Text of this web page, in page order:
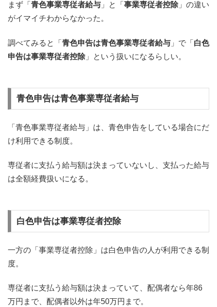
まず「 青色事業専従者給与 」と「 事業専従者控除」の違い
がイマイチわからなかった。
調べてみると「 青色申告は青色事業専従者給与 」で「 白色
申告は事業専従者控除」という扱いになるらしい。
青色申告は青色事業専従者給与
「青色事業専従者給与」は、青色申告をしている場合にだ
け利用できる制度。
専従者に支払う給与額は決まっていないし、支払った給与
は全額経費扱いになる。
白色申告は事業専従者控除
一方の「事業専従者控除」は白色申告の人が利用できる制
度。
専従者に支払う給与額は決まっていて、配偶者なら年86
万円まで、配偶者以外は年50万円まで。